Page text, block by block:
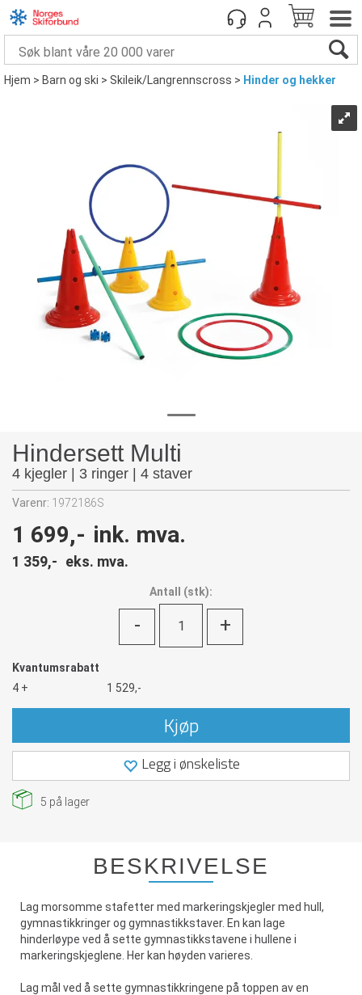
Hjem>Barn og ski>Skileik/Langrennscross> Hinder og hekker
Hindersett Multi
4 kjegler | 3 ringer | 4 staver
Varenr: 1972186S
1 699,- ink. mva.
1 359,- eks. mva.
Antall (stk):
- +
Kvantumsrabatt
4 +
1 529,-
Kjøp
Legg i ønskeliste
5 på lager
BESKRIVELSE
Lag morsomme stafetter med markeringskjegler med hull,
gymnastikkringer og gymnastikkstaver. En kan lage
hinderløype ved å sette gymnastikkstavene i hullene i
markeringskjeglene. Her kan høyden varieres.
Lag mål ved å sette gymnastikkringene på toppen av en